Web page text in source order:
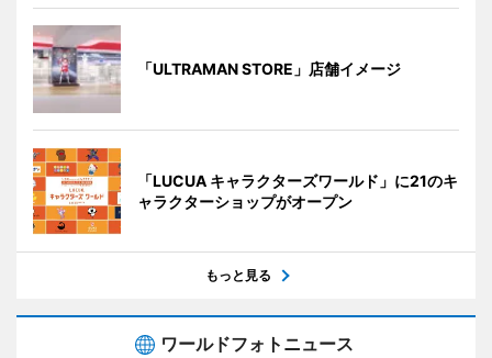
「ULTRAMAN STORE」店舗イメージ
「LUCUA キャラクターズワールド」に21のキ
ャラクターショップがオープン
もっと見る
ワールドフォトニュース